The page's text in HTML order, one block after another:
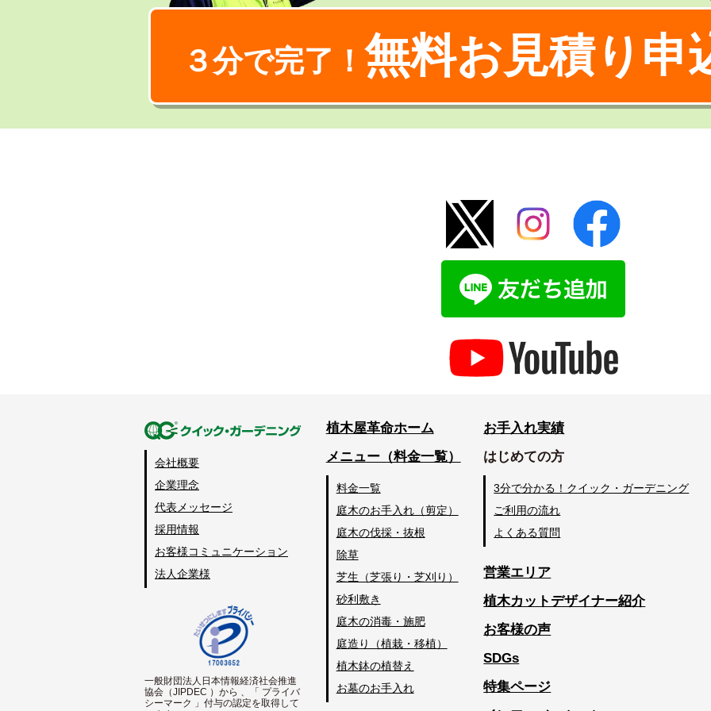
３分で完了！ 無料お見積り申
会社概要
企業理念
代表メッセージ
採用情報
お客様コミュニケーション
法人企業様
一般財団法人日本情報経済社会推進
協会（JIPDEC ）から 、「 プライバ
シーマーク 」付与の認定を取得して
植木屋革命ホーム
メニュー（料金一覧）
料金一覧
庭木のお手入れ（剪定）
庭木の伐採・抜根
除草
芝生（芝張り・芝刈り）
砂利敷き
庭木の消毒・施肥
庭造り（植栽・移植）
植木鉢の植替え
お墓のお手入れ
お手入れ実績
はじめての方
3分で分かる！クイック・ガーデニング
ご利用の流れ
よくある質問
営業エリア
植木カットデザイナー紹介
お客様の声
SDGs
特集ページ